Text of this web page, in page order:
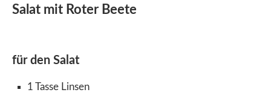
Salat mit Roter Beete
für den Salat
1 Tasse Linsen